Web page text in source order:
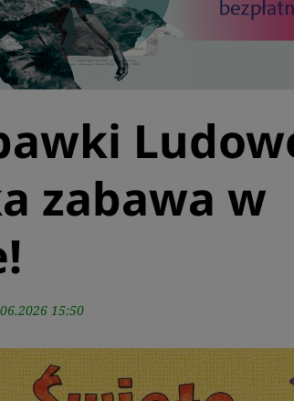
zabawa w
15:50